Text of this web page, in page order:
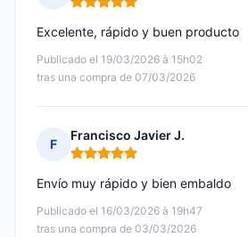
Nota: 5 de 5
Publicado el 19/03/2026 à 15h02
tras una compra de 07/03/2026
Excelente, rápido y buen producto
F
Francisco Javier J.
Nota: 5 de 5
Publicado el 16/03/2026 à 19h47
tras una compra de 03/03/2026
Envío muy rápido y bien embaldo